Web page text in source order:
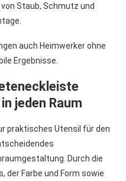
Staub, Schmutz und
auch Heimwerker ohne
Ergebnisse.
jeden Raum
praktisches Utensil für den
Durch die
der Farbe und Form sowie